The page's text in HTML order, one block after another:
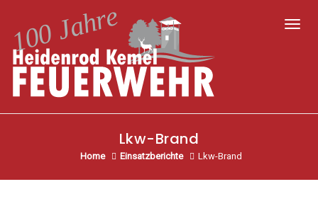
Lkw-Brand
Home Einsatzberichte Lkw-Brand